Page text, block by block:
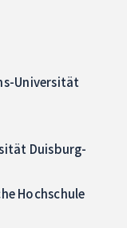
Universität
Duisburg-
Hochschule